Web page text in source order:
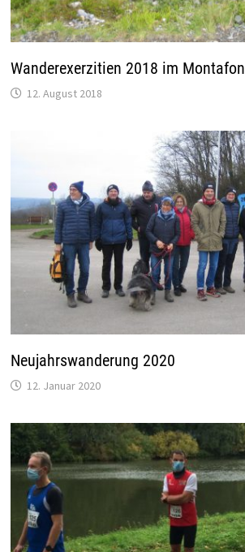
Wanderexerzitien 2018 im Montafon
12. August 2018
Neujahrswanderung 2020
12. Januar 2020